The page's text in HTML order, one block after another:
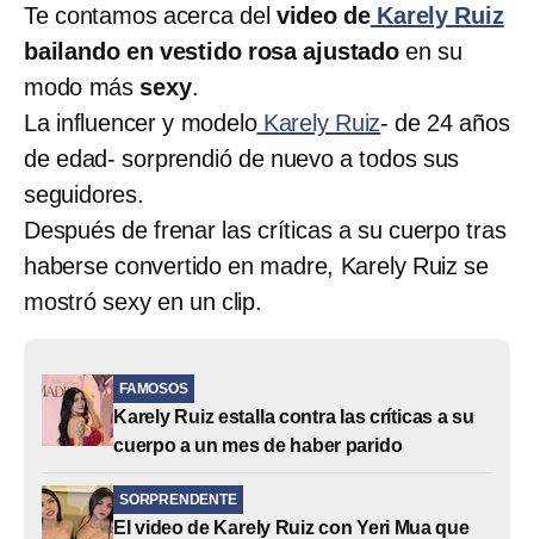
Te contamos acerca del video deKarely Ruiz
bailando en vestido rosa ajustadoen su
modo más sexy.
La influencer y modeloKarely Ruiz- de 24 años
de edad- sorprendió de nuevo a todos sus
seguidores.
Después de frenar las críticas a su cuerpo tras
haberse convertido en madre, Karely Ruiz se
mostró sexy en un clip.
FAMOSOS
Karely Ruiz estalla contra las críticas a su
cuerpo a un mes de haber parido
SORPRENDENTE
El video de Karely Ruiz con Yeri Mua que